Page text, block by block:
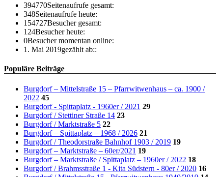
394770Seitenaufrufe gesamt:
348Seitenaufrufe heute:
154727Besucher gesamt:
124Besucher heute:
0Besucher momentan online:
1. Mai 2019gezählt ab::
Populäre Beiträge
Burgdorf – Mittelstraße 15 – Pfarrwitwenhaus – ca. 1900 /
2022 45
Burgdorf - Spittaplatz - 1960er / 2021 29
Burgdorf / Stettiner Straße 14 23
Burgdorf / Marktstraße 5 22
Burgdorf – Spittaplatz – 1968 / 2026 21
Burgdorf / Theodorstraße Bahnhof 1903 / 2019 19
Burgdorf – Marktstraße – 60er/2021 19
Burgdorf – Marktstraße / Spittaplatz – 1960er / 2022 18
Burgdorf / Brahmsstraße 1 - Kita Südstern - 80er / 2020 16